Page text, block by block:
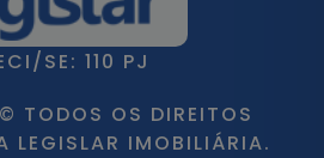
SE: 110 PJ
TODOS OS DIREITOS
LEGISLAR IMOBILIÁRIA.